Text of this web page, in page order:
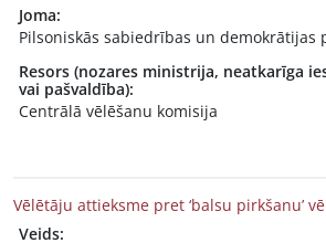
Joma:
Pilsoniskās sabiedrības un demokrātijas
Resors (nozares ministrija, neatkarīga
vai pašvaldība):
Centrālā vēlēšanu komisija
Vēlētāju attieksme pret ‘balsu pirkšanu’
Veids: